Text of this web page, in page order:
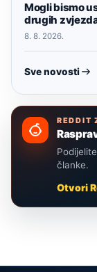
Mogli bismo
drugih
8. 8. 2026.
Sve novosti
REDDIT
članke.
Otvori